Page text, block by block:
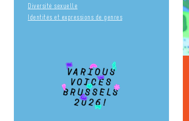
Diversité sexuelle
Identités et expressions de genres